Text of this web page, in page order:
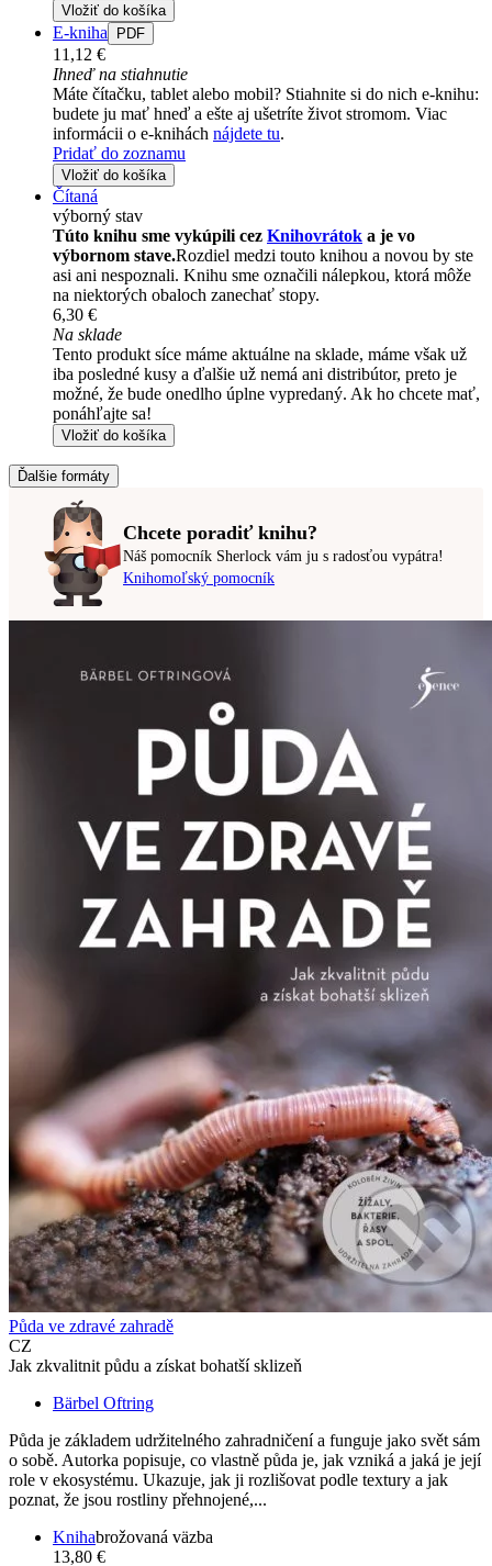
Vložiť do košíka
E-kniha PDF
11,12 €
Ihneď na stiahnutie
Máte čítačku, tablet alebo mobil? Stiahnite si do nich e-knihu:
budete ju mať hneď a ešte aj ušetríte život stromom. Viac
informácii o e-knihách nájdete tu.
Pridať do zoznamu
Vložiť do košíka
Čítaná
výborný stav
Túto knihu sme vykúpili cez Knihovrátok a je vo
výbornom stave.Rozdiel medzi touto knihou a novou by ste
asi ani nespoznali. Knihu sme označili nálepkou, ktorá môže
na niektorých obaloch zanechať stopy.
6,30 €
Na sklade
Tento produkt síce máme aktuálne na sklade, máme však už
iba posledné kusy a ďalšie už nemá ani distribútor, preto je
možné, že bude onedlho úplne vypredaný. Ak ho chcete mať,
ponáhľajte sa!
Vložiť do košíka
Ďalšie formáty
Chcete poradiť knihu?
Náš pomocník Sherlock vám ju s radosťou vypátra!
Knihomoľský pomocník
Půda ve zdravé zahradě
CZ
Jak zkvalitnit půdu a získat bohatší sklizeň
Bärbel Oftring
Půda je základem udržitelného zahradničení a funguje jako svět sám
o sobě. Autorka popisuje, co vlastně půda je, jak vzniká a jaká je její
role v ekosystému. Ukazuje, jak ji rozlišovat podle textury a jak
poznat, že jsou rostliny přehnojené,...
Knihabrožovaná väzba
13,80 €